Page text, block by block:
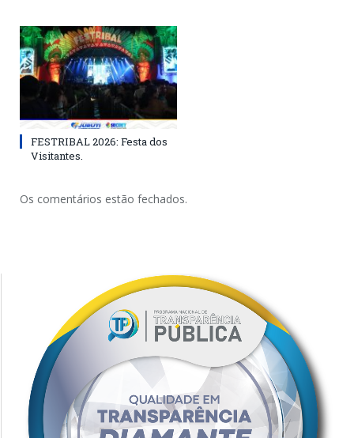
FESTRIBAL 2026: Festa dos
Visitantes.
Os comentários estão fechados.